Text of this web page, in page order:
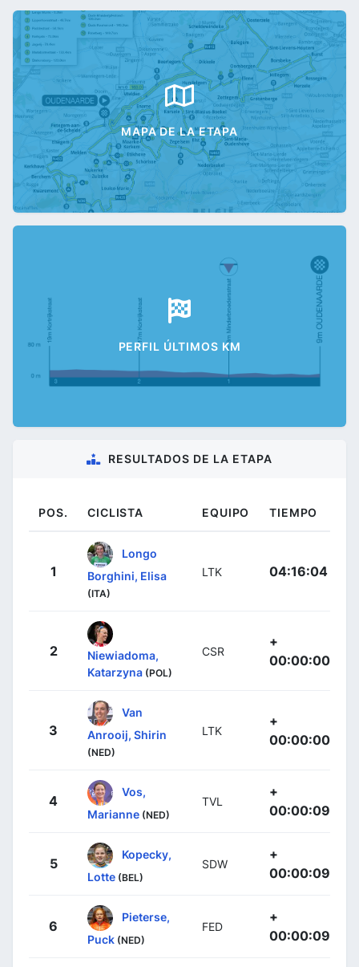
MAPA DE LA ETAPA
PERFIL ÚLTIMOS KM
RESULTADOS DE LA ETAPA
POS. CICLISTA EQUIPO TIEMPO
1
Longo
Borghini, Elisa
(ITA)
LTK 04:16:04
2
Niewiadoma,
Katarzyna (POL)
CSR
+
00:00:00
3
Van
Anrooij, Shirin
(NED)
LTK
+
00:00:00
4
Vos,
Marianne (NED)
TVL
+
00:00:09
5
Kopecky,
Lotte (BEL)
SDW
+
00:00:09
6
Pieterse,
Puck (NED)
FED
+
00:00:09